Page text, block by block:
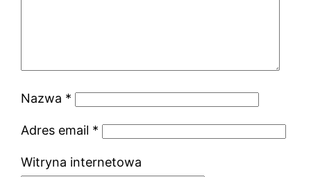
Nazwa *
Adres email *
Witryna internetowa